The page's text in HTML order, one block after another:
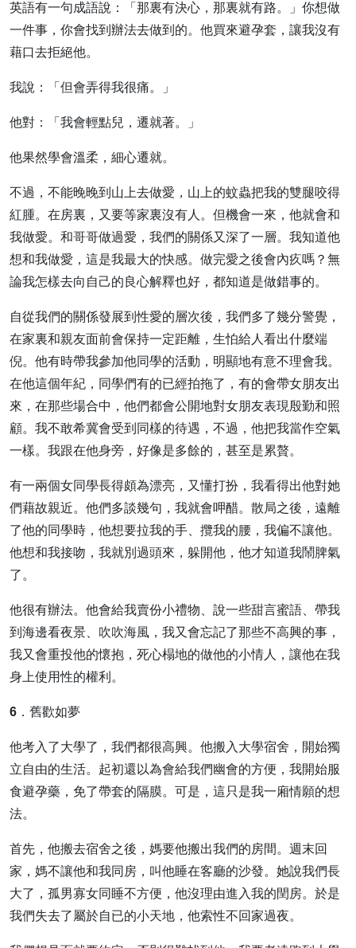
英語有一句成語說：「那裏有決心，那裏就有路。」你想做
一件事，你會找到辦法去做到的。他買來避孕套，讓我沒有
藉口去拒絕他。
我說：「但會弄得我很痛。」
他對：「我會輕點兒，遷就著。」
他果然學會溫柔，細心遷就。
不過，不能晚晚到山上去做愛，山上的蚊蟲把我的雙腿咬得
紅腫。在房裏，又要等家裏沒有人。但機會一來，他就會和
我做愛。和哥哥做過愛，我們的關係又深了一層。我知道他
想和我做愛，這是我最大的快感。做完愛之後會內疚嗎？無
論我怎樣去向自己的良心解釋也好，都知道是做錯事的。
自從我們的關係發展到性愛的層次後，我們多了幾分警覺，
在家裏和親友面前會保持一定距離，生怕給人看出什麼端
倪。他有時帶我參加他同學的活動，明顯地有意不理會我。
在他這個年紀，同學們有的已經拍拖了，有的會帶女朋友出
來，在那些場合中，他們都會公開地對女朋友表現殷勤和照
顧。我不敢希冀會受到同樣的待遇，不過，他把我當作空氣
一樣。我跟在他身旁，好像是多餘的，甚至是累贅。
有一兩個女同學長得頗為漂亮，又懂打扮，我看得出他對她
們藉故親近。他們多談幾句，我就會呷醋。散局之後，遠離
了他的同學時，他想要拉我的手、攬我的腰，我偏不讓他。
他想和我接吻，我就別過頭來，躲開他，他才知道我鬧脾氣
了。
他很有辦法。他會給我賣份小禮物、說一些甜言蜜語、帶我
到海邊看夜景、吹吹海風，我又會忘記了那些不高興的事，
我又會重投他的懷抱，死心榻地的做他的小情人，讓他在我
身上使用性的權利。
6．舊歡如夢
他考入了大學了，我們都很高興。他搬入大學宿舍，開始獨
立自由的生活。起初還以為會給我們幽會的方便，我開始服
食避孕藥，免了帶套的隔膜。可是，這只是我一廂情願的想
法。
首先，他搬去宿舍之後，媽要他搬出我們的房間。週末回
家，媽不讓他和我同房，叫他睡在客廳的沙發。她說我們長
大了，孤男寡女同睡不方便，他沒理由進入我的閏房。於是
我們失去了屬於自已的小天地，他索性不回家過夜。